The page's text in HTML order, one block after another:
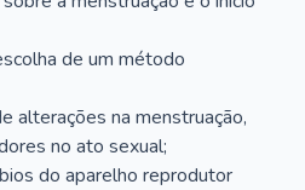
de um método
alterações na menstruação,
no ato sexual;
do aparelho reprodutor